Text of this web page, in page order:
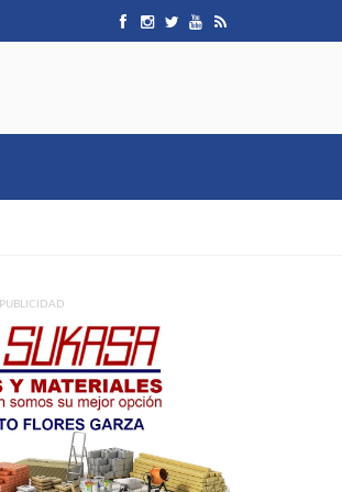
PUBLICIDAD